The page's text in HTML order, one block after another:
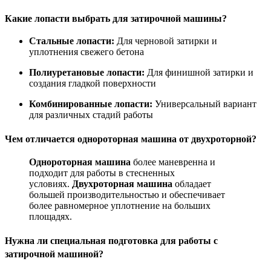
Какие лопасти выбрать для затирочной машины?
Стальные лопасти: Для черновой затирки и
уплотнения свежего бетона
Полиуретановые лопасти: Для финишной затирки и
создания гладкой поверхности
Комбинированные лопасти: Универсальный вариант
для различных стадий работы
Чем отличается однороторная машина от двухроторной?
Однороторная машина более маневренна и
подходит для работы в стесненных
условиях. Двухроторная машина обладает
большей производительностью и обеспечивает
более равномерное уплотнение на больших
площадях.
Нужна ли специальная подготовка для работы с
затирочной машиной?